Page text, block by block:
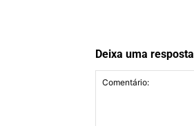
Deixa uma resposta